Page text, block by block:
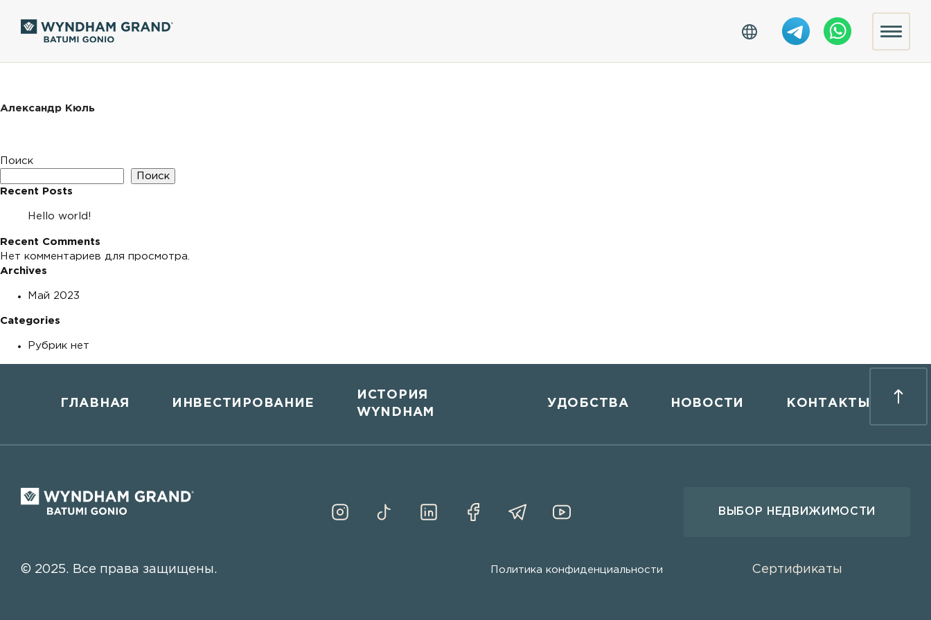
Александр Кюль
Поиск
Поиск
Recent Posts
Hello world!
Recent Comments
Нет комментариев для просмотра.
Archives
Май 2023
Categories
Рубрик нет
ГЛАВНАЯ ИНВЕСТИРОВАНИЕ
ИСТОРИЯ
WYNDHAM
УДОБСТВА НОВОСТИ КОНТАКТЫ
ВЫБОР НЕДВИЖИМОСТИ
© 2025. Все права защищены. Политика конфиденциальности Сертификаты